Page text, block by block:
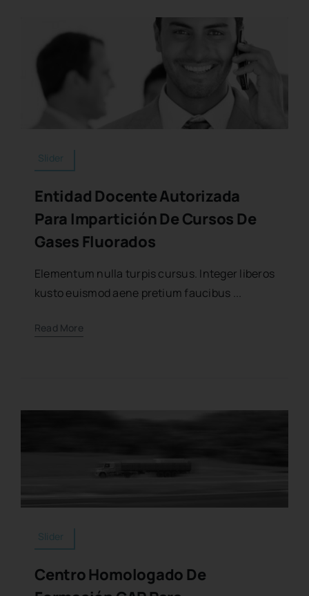
Slider
Entidad Docente Autorizada
Para Impartición De Cursos De
Gases Fluorados
Elementum nulla turpis cursus. Integer liberos
kusto euismod aene pretium faucibus ...
Read More
Slider
Centro Homologado De